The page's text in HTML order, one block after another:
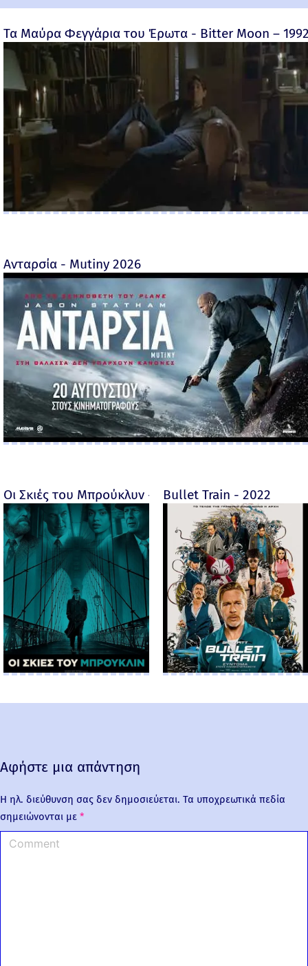
Τα Μαύρα Φεγγάρια του Έρωτα - Bitter Moon –
Ανταρσία - Mutiny 2026
Οι Σκιές του Μπρούκλυν - Motherless Brooklyn -
Bullet Train - 2022
Αφήστε μια απάντηση
Η ηλ. διεύθυνση σας δεν δημοσιεύεται. Τα υποχρεωτικά πεδία
σημειώνονται με *